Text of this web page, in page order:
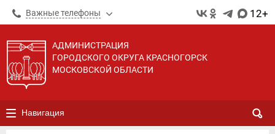
Важные телефоны 12+
АДМИНИСТРАЦИЯ
ГОРОДСКОГО ОКРУГА КРАСНОГОРСК
МОСКОВСКОЙ ОБЛАСТИ
Навигация